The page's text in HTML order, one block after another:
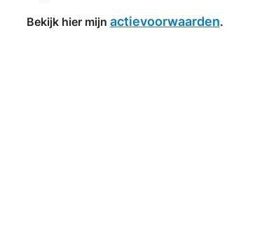
Bekijk hier mijn actievoorwaarden.